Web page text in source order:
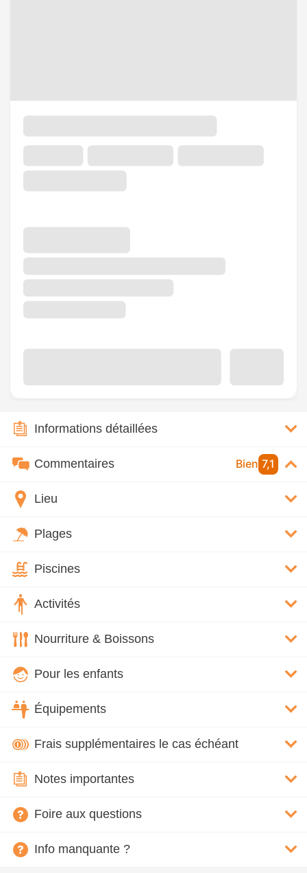
Informations détaillées
Commentaires Bien 7,1
Lieu
Plages
Piscines
Activités
Nourriture & Boissons
Pour les enfants
Équipements
Frais supplémentaires le cas échéant
Notes importantes
Foire aux questions
Info manquante ?